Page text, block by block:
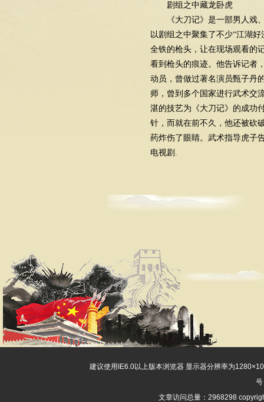
剧组之中藏龙卧虎
《大刀记》是一部男人戏、
以剧组之中聚集了不少“江湖
全铁的枪头，让在现场观看的
看到枪头的痕迹。他告诉记者
动员，曾做过著名演员甄子丹
师，曾到多个国家进行武术交
湛的技艺为《大刀记》的成功
针，而就在前不久，他还被砍
药炸伤了眼睛。武术指导虎子
电视剧.
建议使用IE6.0以上版本浏览器 显示器分辨率为
号
文章访问总量：2968298